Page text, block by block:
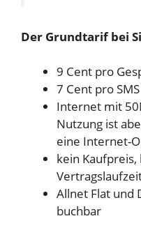
Der Grundtarif bei
9 Cent pro
7 Cent pro
Internet mit
Nutzung ist
eine Internet-
kein
Allnet Flat und
buchbar